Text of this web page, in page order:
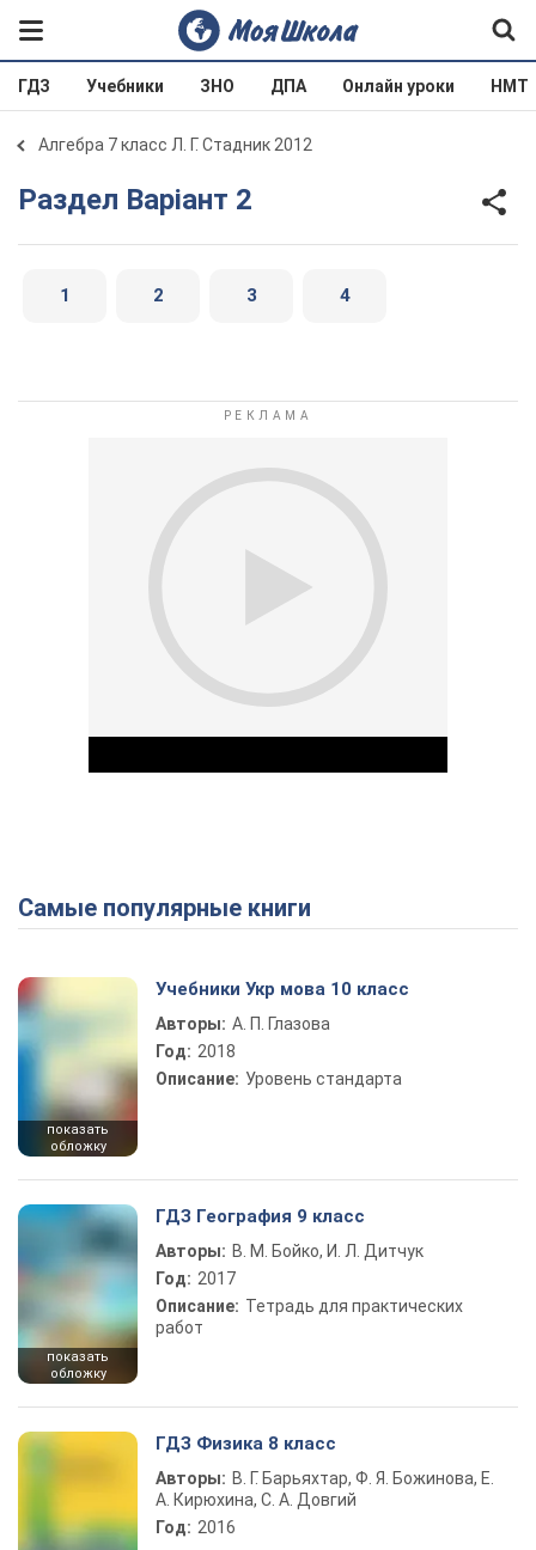
ГДЗ Учебники ЗНО ДПА Онлайн уроки НМТ
Алгебра 7 класс Л. Г. Стадник 2012
Раздел Варіант 2
1 2 3 4
Play Video
Самые популярные книги
показать
обложку
Учебники Укр мова 10 класс
Авторы: А. П. Глазова
Год: 2018
Описание: Уровень стандарта
показать
обложку
ГДЗ География 9 класс
Авторы: В. М. Бойко, И. Л. Дитчук
Год: 2017
Описание: Тетрадь для практических
работ
ГДЗ Физика 8 класс
Авторы: В. Г. Барьяхтар, Ф. Я. Божинова, Е.
А. Кирюхина, С. А. Довгий
Год: 2016